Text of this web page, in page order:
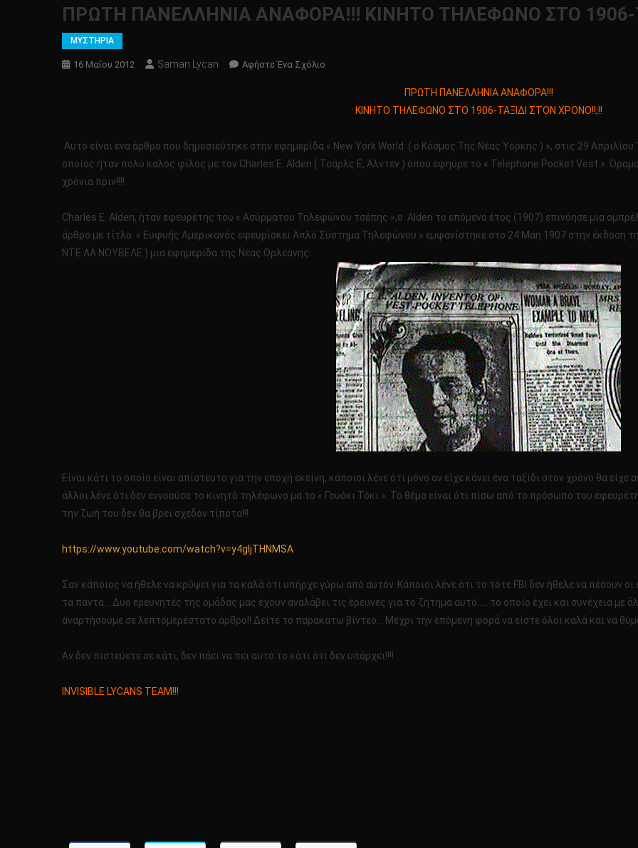
ΠΡΩΤΗ ΠΑΝΕΛΛΗΝΙΑ ΑΝΑΦΟΡΑ!!! ΚΙΝΗΤΟ ΤΗΛΕΦΩΝΟ ΣΤΟ 1906-
ΜΥΣΤΗΡΙΑ
16 Μαΐου 2012 Saman Lycan Αφήστε Ένα Σχόλιο
ΠΑΝΕΛΛΗΝΙΑ
ΚΙΝΗΤΟ
ΤΗΛΕΦΩΝΟ
ΤΑΞΙΔΙ
ΧΡΟΝΟ!!;!!
ΠΡΩΤΗ ΠΑΝΕΛΛΗΝΙΑ ΑΝΑΦΟΡΑ!!!
ΚΙΝΗΤΟ ΤΗΛΕΦΩΝΟ ΣΤΟ 1906-ΤΑΞΙΔΙ ΣΤΟΝ ΧΡΟΝΟ!!;!!
Αυτό είναι ένα άρθρο που δημοσιεύτηκε στην εφημερίδα « New York World ( ο Κόσμος Της Νέας Υόρκης ) », στις 29 Απριλίου
οποίος ήταν πολύ καλός φίλος με τον Charles E. Alden ( Τσάρλς Ε, Άλντεν ) όπου εφηύρε το « Telephone Pocket Vest ».
χρόνια πριν!!!!
Charles E. Alden, ήταν εφευρέτης του « Ασύρματου Τηλεφώνου τσέπης »,ο Alden το επόμενο έτος (1907) επινόησε μια
άρθρο με τίτλο: « Ευφυής Αμερικανός εφευρίσκει Απλό Σύστημα Τηλεφώνου » εμφανίστηκε στο 24 Μάη 1907 στην έκδοση
ΝΤΕ ΛΑ ΝΟΥΒΕΛΕ ) μια εφημερίδα της Νέας Ορλεάνης.
Είναι κάτι το οποίο είναι απίστευτο για την εποχή εκείνη, κάποιοι λένε ότι μόνο αν είχε κάνει ένα ταξίδι στον χρόνο θα
άλλοι λένε ότι δεν εννοούσε το κινητό τηλέφωνο μα το « Γουόκι Τόκι ». Το θέμα είναι ότι πίσω από το πρόσωπο του
την ζωή του δεν θα βρει σχεδόν τίποτα!!!
https://www.youtube.com/watch?v=y4gIjTHNMSA
Σαν κάποιος να ήθελε να κρύψει για τα καλά ότι υπήρχε γύρω από αυτόν. Κάποιοι λένε ότι το τότε FBI δεν ήθελε να πέσουν
τα πάντα… Δυο ερευνητές της ομάδας μας έχουν αναλάβει τις έρευνες για το ζήτημα αυτό….. το οποίο έχει και συνέχεια με
αναρτήσουμε σε λεπτομερέστατο άρθρο!! Δείτε το παρακάτω βίντεο… Μέχρι την επόμενη φορά να είστε όλοι καλά και να
Αν δεν πιστεύετε σε κάτι, δεν πάει να πει αυτό το κάτι ότι δεν υπάρχει!!!!
INVISIBLE LYCANS TEAM!!!